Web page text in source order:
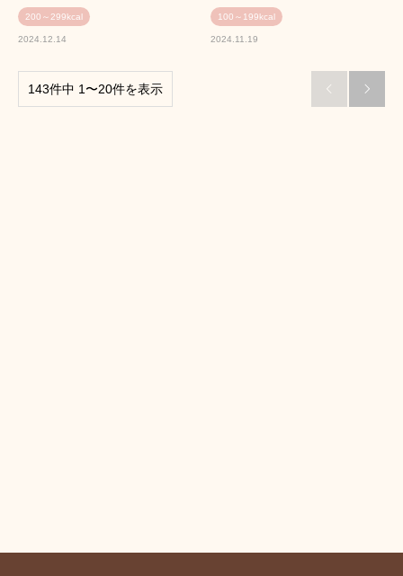
200～299kcal
2024.12.14
100～199kcal
2024.11.19
143件中 1〜20件を表示  